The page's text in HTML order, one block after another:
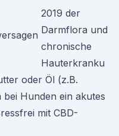
2019 der
Darmflora und
chronische
Hauterkranku
oder Öl (z.B.
Hunden ein akutes
mit CBD-